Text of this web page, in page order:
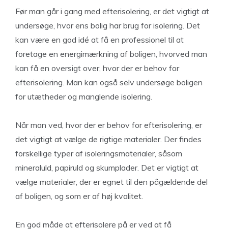
Før man går i gang med efterisolering, er det vigtigt at
undersøge, hvor ens bolig har brug for isolering. Det
kan være en god idé at få en professionel til at
foretage en energimærkning af boligen, hvorved man
kan få en oversigt over, hvor der er behov for
efterisolering. Man kan også selv undersøge boligen
for utætheder og manglende isolering.
Når man ved, hvor der er behov for efterisolering, er
det vigtigt at vælge de rigtige materialer. Der findes
forskellige typer af isoleringsmaterialer, såsom
mineraluld, papiruld og skumplader. Det er vigtigt at
vælge materialer, der er egnet til den pågældende del
af boligen, og som er af høj kvalitet.
En god måde at efterisolere på er ved at få